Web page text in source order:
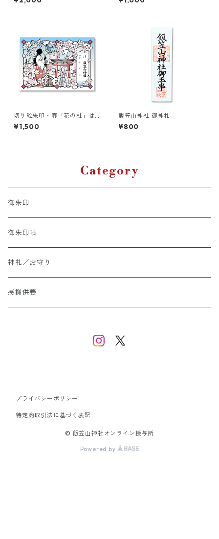
切り絵朱印・春「花の杜」は
なのもり
¥1,500
飯笠山神社 御神札
¥800
Category
御朱印
御朱印帳
神札／お守り
感謝供養
プライバシーポリシー
特定商取引法に基づく表記
© 飯笠山神社オンライン授与所
Powered by